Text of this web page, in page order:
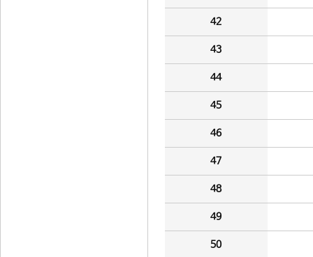
42
43
44
45
46
47
48
49
50